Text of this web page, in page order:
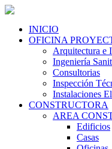
INICIO
OFICINA
Arquitectura e
Ingeniería
Consultorias
Inspección
Instalaciones
CONSTRUCTORA
AREA
Edificios
Casas